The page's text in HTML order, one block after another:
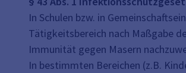
In Schulen bzw. in
Tätigkeitsbereich nach Maßgabe
Immunität gegen Masern
In bestimmten Bereichen (z.B.